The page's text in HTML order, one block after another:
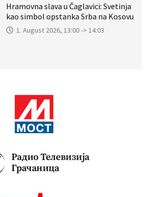
Hramovna slava u Čaglavici: Svetinja
kao simbol opstanka Srba na Kosovu
1. August 2026, 13:00 -> 14:03